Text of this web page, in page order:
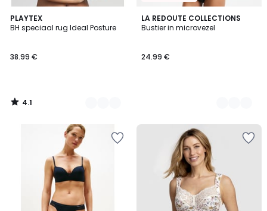
PLAYTEX
BH speciaal rug Ideal Posture
38.99 €
4.1
/ 5
3
Kleuren
4.1
/
LA REDOUTE COLLECTIONS
Bustier in microvezel
24.99 €
3
Kleuren